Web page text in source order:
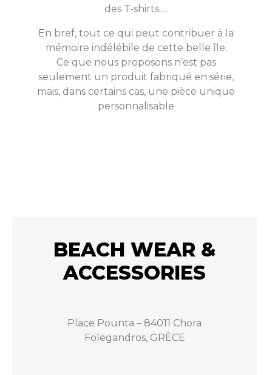
des T-shirts….
En bref, tout ce qui peut contribuer à la
mémoire indélébile de cette belle île.
Ce que nous proposons n’est pas
seulement un produit fabriqué en série,
mais, dans certains cas, une pièce unique
personnalisable
BEACH WEAR &
ACCESSORIES
Place Pounta – 84011 Chora
Folegandros, GRÈCE